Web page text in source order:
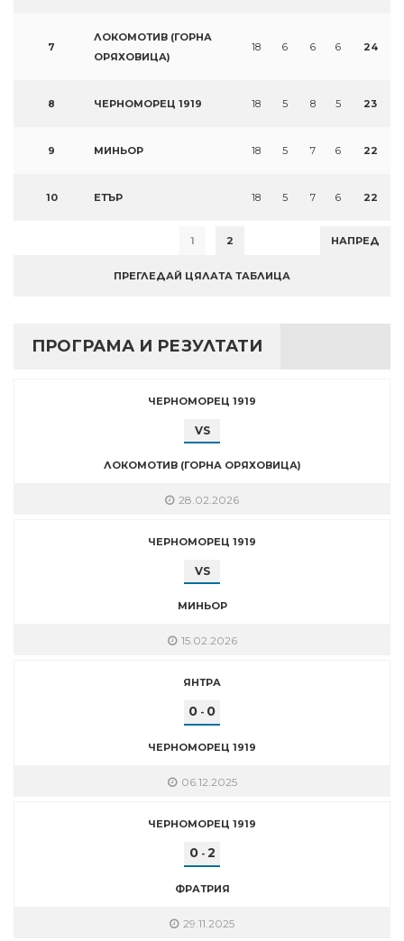
7
ЛОКОМОТИВ (ГОРНА
ОРЯХОВИЦА)
18 6 6 6 24
8 ЧЕРНОМОРЕЦ 1919 18 5 8 5 23
9 МИНЬОР 18 5 7 6 22
10 ЕТЪР 18 5 7 6 22
1 2 НАПРЕД
ПРЕГЛЕДАЙ ЦЯЛАТА ТАБЛИЦА
ПРОГРАМА И РЕЗУЛТАТИ
ЧЕРНОМОРЕЦ 1919
VS
ЛОКОМОТИВ (ГОРНА ОРЯХОВИЦА)
28.02.2026
ЧЕРНОМОРЕЦ 1919
VS
МИНЬОР
15.02.2026
ЯНТРА
0 - 0
ЧЕРНОМОРЕЦ 1919
06.12.2025
ЧЕРНОМОРЕЦ 1919
0- 2
ФРАТРИЯ
29.11.2025